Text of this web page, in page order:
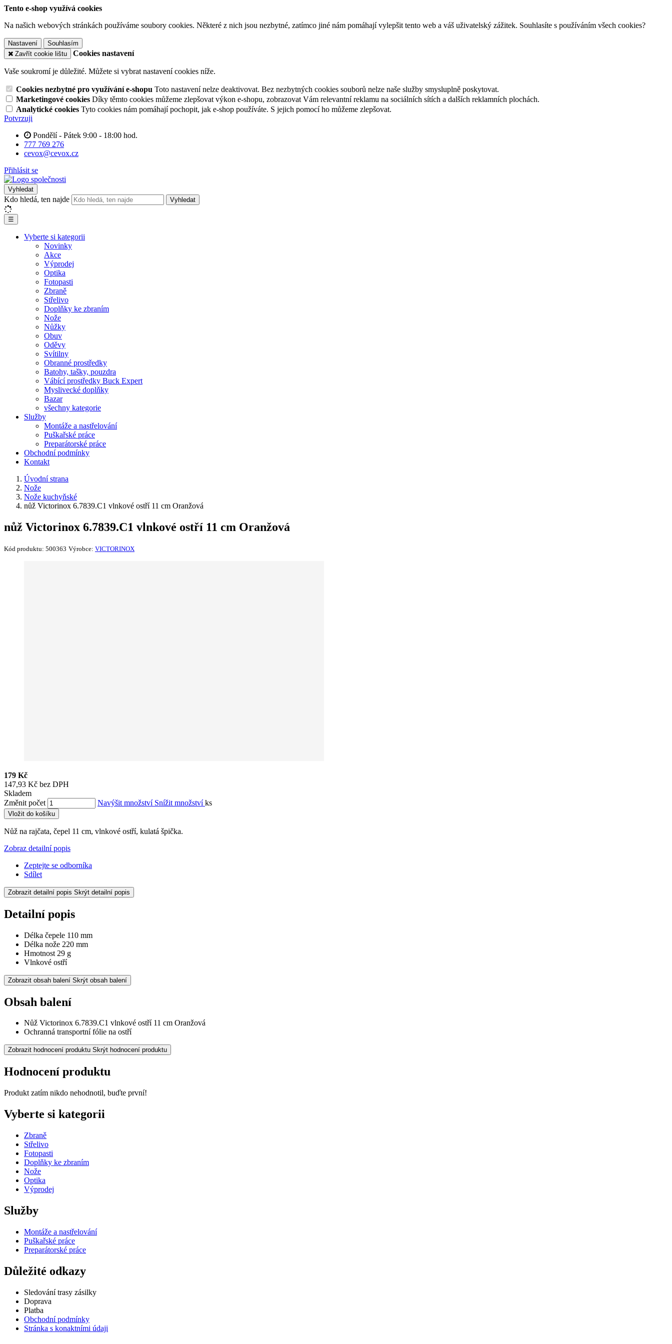
Tento e-shop využívá cookies
Na našich webových stránkách používáme soubory cookies. Některé z nich jsou nezbytné, zatímco jiné nám pomáhají vylepšit tento web a váš uživatelský zážitek. Souhlasíte s používáním všech cookies?
Nastavení
Souhlasím
Zavřít cookie lištu
Cookies nastavení
Vaše soukromí je důležité. Můžete si vybrat nastavení cookies níže.
Cookies nezbytné pro využívání e-shopu Toto nastavení nelze deaktivovat. Bez nezbytných cookies souborů nelze naše služby smysluplně poskytovat.
Marketingové cookies Díky těmto cookies můžeme zlepšovat výkon e-shopu, zobrazovat Vám relevantní reklamu na sociálních sítích a dalších reklamních plochách.
Analytické cookies Tyto cookies nám pomáhají pochopit, jak e-shop používáte. S jejich pomocí ho můžeme zlepšovat.
Potvrzuji
Pondělí - Pátek 9:00 - 18:00 hod.
777 769 276
cevox@cevox.cz
Přihlásit se
Vyhledat
Kdo hledá, ten najde Vyhledat
☰
Vyberte si kategorii
Novinky
Akce
Výprodej
Optika
Fotopasti
Zbraně
Střelivo
Doplňky ke zbraním
Nože
Nůžky
Obuv
Oděvy
Svítilny
Obranné prostředky
Batohy, tašky, pouzdra
Vábící prostředky Buck Expert
Myslivecké doplňky
Bazar
všechny kategorie
Služby
Montáže a nastřelování
Puškařské práce
Preparátorské práce
Obchodní podmínky
Kontakt
Úvodní strana
Nože
Nože kuchyňské
nůž Victorinox 6.7839.C1 vlnkové ostří 11 cm Oranžová
nůž Victorinox 6.7839.C1 vlnkové ostří 11 cm Oranžová
Kód produktu: 500363 Výrobce: VICTORINOX
179 Kč
147,93 Kč bez DPH
Skladem
Změnit počet
Navýšit množství Snížit množstvíks
Vložit do košíku
Nůž na rajčata, čepel 11 cm, vlnkové ostří, kulatá špička.
Zobraz detailní popis
Zeptejte se odborníka
Sdílet
Zobrazit detailní popis Skrýt detailní popis
Detailní popis
Délka čepele 110 mm
Délka nože 220 mm
Hmotnost 29 g
Vlnkové ostří
Zobrazit obsah balení Skrýt obsah balení
Obsah balení
Nůž Victorinox 6.7839.C1 vlnkové ostří 11 cm Oranžová
Ochranná transportní fólie na ostří
Zobrazit hodnocení produktu Skrýt hodnocení produktu
Hodnocení produktu
Produkt zatím nikdo nehodnotil, buďte první!
Vyberte si kategorii
Zbraně
Střelivo
Fotopasti
Doplňky ke zbraním
Nože
Optika
Výprodej
Služby
Montáže a nastřelování
Puškařské práce
Preparátorské práce
Důležité odkazy
Sledování trasy zásilky
Doprava
Platba
Obchodní podmínky
Stránka s konaktními údaji